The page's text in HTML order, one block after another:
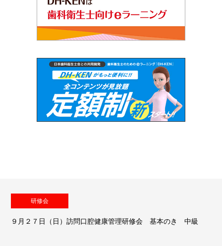
研修会
９月２７日（日）訪問口腔健康管理研修会 基本のき 中級